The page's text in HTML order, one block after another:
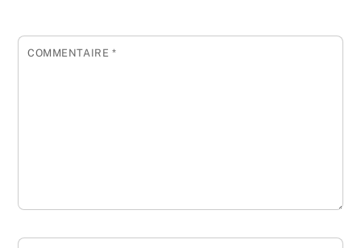
COMMENTAIRE *